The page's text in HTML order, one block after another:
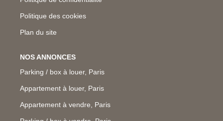
Politique des cookies
Plan du site
NOS ANNONCES
Parking / box à louer, Paris
Appartement à louer, Paris
Appartement à vendre, Paris